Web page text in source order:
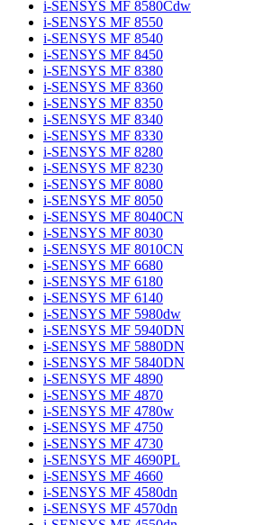
i-SENSYS MF 8580Cdw
i-SENSYS MF 8550
i-SENSYS MF 8540
i-SENSYS MF 8450
i-SENSYS MF 8380
i-SENSYS MF 8360
i-SENSYS MF 8350
i-SENSYS MF 8340
i-SENSYS MF 8330
i-SENSYS MF 8280
i-SENSYS MF 8230
i-SENSYS MF 8080
i-SENSYS MF 8050
i-SENSYS MF 8040CN
i-SENSYS MF 8030
i-SENSYS MF 8010CN
i-SENSYS MF 6680
i-SENSYS MF 6180
i-SENSYS MF 6140
i-SENSYS MF 5980dw
i-SENSYS MF 5940DN
i-SENSYS MF 5880DN
i-SENSYS MF 5840DN
i-SENSYS MF 4890
i-SENSYS MF 4870
i-SENSYS MF 4780w
i-SENSYS MF 4750
i-SENSYS MF 4730
i-SENSYS MF 4690PL
i-SENSYS MF 4660
i-SENSYS MF 4580dn
i-SENSYS MF 4570dn